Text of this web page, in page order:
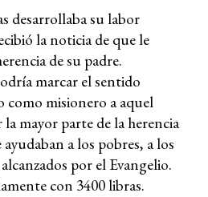
desarrollaba su labor
la noticia de que le
de su padre.
marcar el sentido
como misionero a aquel
mayor parte de la herencia
a los pobres, a los
por el Evangelio.
con 3400 libras.